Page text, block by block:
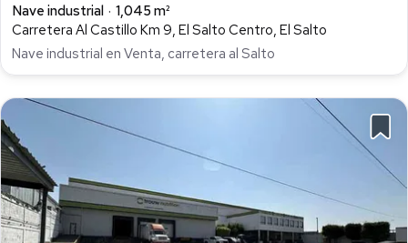
Nave industrial
1,045 m²
Carretera Al Castillo Km 9, El Salto Centro, El Salto
Nave industrial en Venta, carretera al Salto